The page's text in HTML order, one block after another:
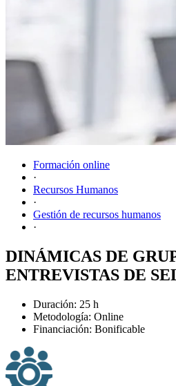
Formación online
·
Recursos Humanos
·
Gestión de recursos humanos
·
DINÁMICAS DE
ENTREVISTAS DE
Duración: 25 h
Metodología: Online
Financiación: Bonificable